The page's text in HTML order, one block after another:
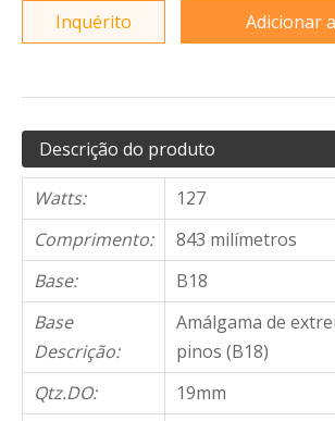
Inquérito Adicionar
Descrição do produto
Watts:
127
Comprimento:
843 milímetros
Base:
B18
Base
Descrição:
Amálgama de
pinos (B18)
Qtz.DO:
19mm